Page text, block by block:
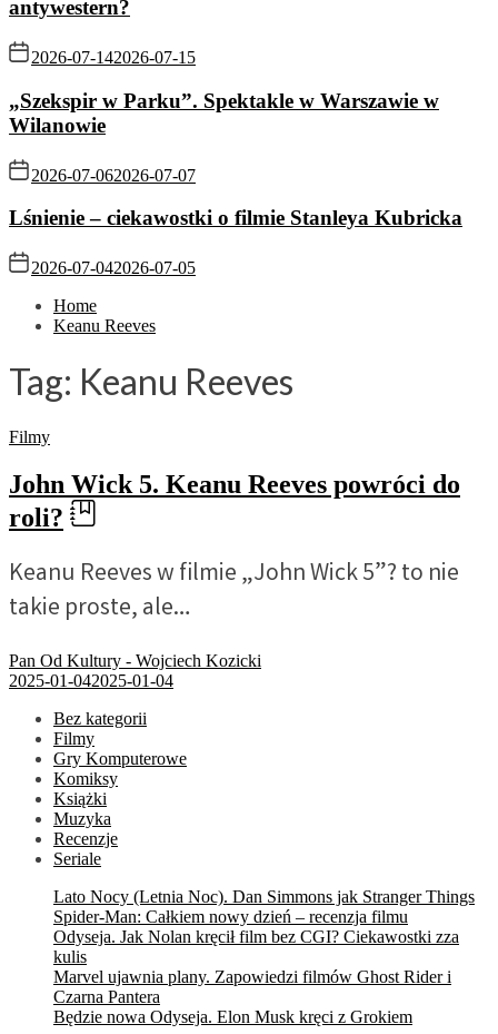
antywestern?
2026-07-142026-07-15
„Szekspir w Parku”. Spektakle w Warszawie w
Wilanowie
2026-07-062026-07-07
Lśnienie – ciekawostki o filmie Stanleya Kubricka
2026-07-042026-07-05
Home
Keanu Reeves
Tag: Keanu Reeves
Filmy
John Wick 5. Keanu Reeves powróci do
roli?
Keanu Reeves w filmie „John Wick 5”? to nie
takie proste, ale…
Pan Od Kultury - Wojciech Kozicki
2025-01-042025-01-04
Bez kategorii
Filmy
Gry Komputerowe
Komiksy
Książki
Muzyka
Recenzje
Seriale
Lato Nocy (Letnia Noc). Dan Simmons jak Stranger Things
Spider-Man: Całkiem nowy dzień – recenzja filmu
Odyseja. Jak Nolan kręcił film bez CGI? Ciekawostki zza
kulis
Marvel ujawnia plany. Zapowiedzi filmów Ghost Rider i
Czarna Pantera
Będzie nowa Odyseja. Elon Musk kręci z Grokiem